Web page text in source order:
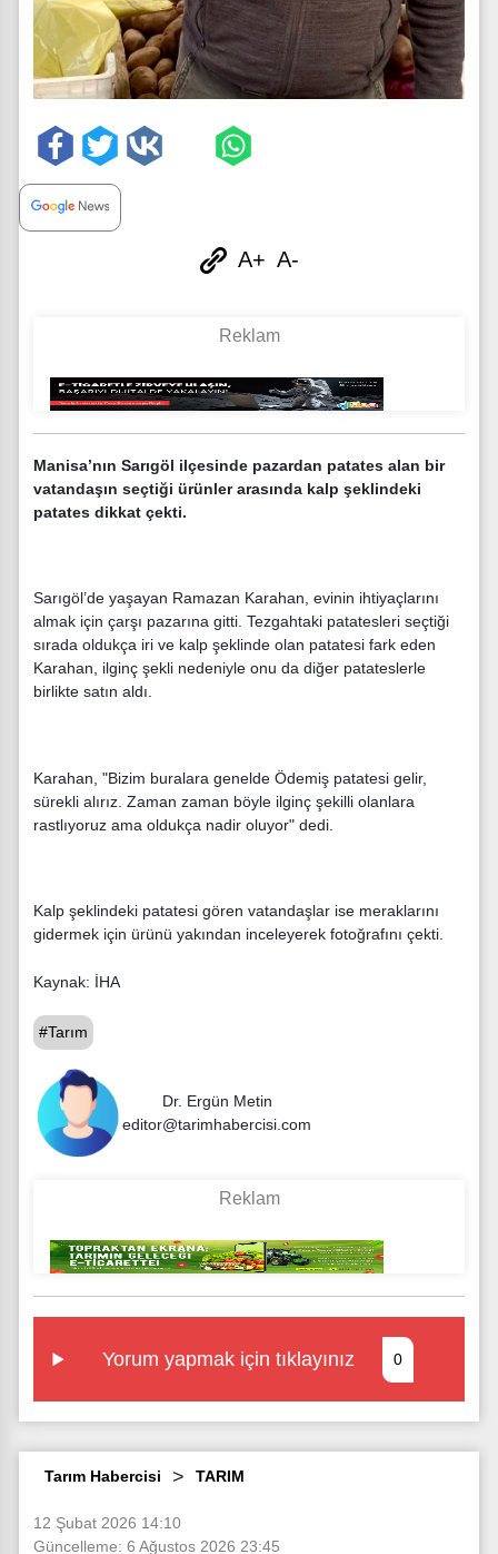
A+ A-
Manisa’nın Sarıgöl ilçesinde pazardan patates alan bir
vatandaşın seçtiği ürünler arasında kalp şeklindeki
patates dikkat çekti.
Sarıgöl’de yaşayan Ramazan Karahan, evinin ihtiyaçlarını
almak için çarşı pazarına gitti. Tezgahtaki patatesleri seçtiği
sırada oldukça iri ve kalp şeklinde olan patatesi fark eden
Karahan, ilginç şekli nedeniyle onu da diğer patateslerle
birlikte satın aldı.
Karahan, "Bizim buralara genelde Ödemiş patatesi gelir,
sürekli alırız. Zaman zaman böyle ilginç şekilli olanlara
rastlıyoruz ama oldukça nadir oluyor" dedi.
Kalp şeklindeki patatesi gören vatandaşlar ise meraklarını
gidermek için ürünü yakından inceleyerek fotoğrafını çekti.
Kaynak: İHA
#Tarım
Dr. Ergün Metin
editor@tarimhabercisi.com
Yorum yapmak için tıklayınız 0
Tarım Habercisi TARIM
12 Şubat 2026 14:10
Güncelleme: 6 Ağustos 2026 23:45